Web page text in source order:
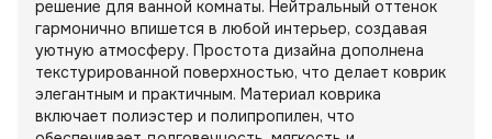
решение для ванной комнаты. Нейтральный оттенок
гармонично впишется в любой интерьер, создавая
уютную атмосферу. Простота дизайна дополнена
текстурированной поверхностью, что делает коврик
элегантным и практичным. Материал коврика
включает полиэстер и полипропилен, что